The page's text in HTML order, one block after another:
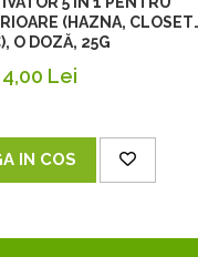
(HAZNA, CLOSET,
O DOZĂ, 25G
4,00 Lei
IN COS